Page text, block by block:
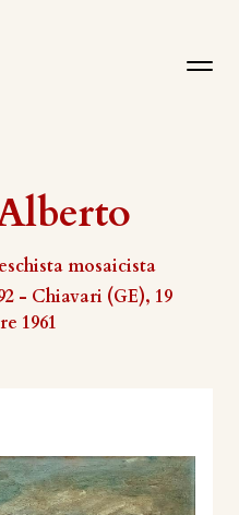
mosaicista
- Chiavari (GE), 19
1961